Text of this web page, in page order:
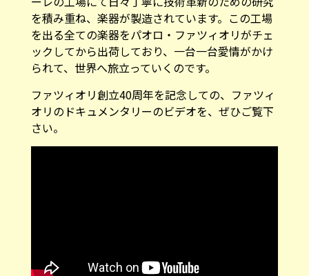
を出る全ての楽器をパオロ・ファツィオリがチェ
ックしてから出荷しており、一台一台愛情がかけ
られて、世界へ旅立っていくのです。
ファツィオリ創立40周年を記念しての、ファツィ
オリのドキュメンタリーのビデオを、ぜひご覧下
さい。